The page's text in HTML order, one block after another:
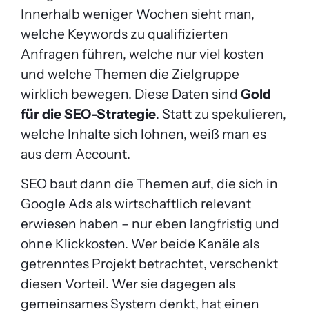
Innerhalb weniger Wochen sieht man,
welche Keywords zu qualifizierten
Anfragen führen, welche nur viel kosten
und welche Themen die Zielgruppe
wirklich bewegen. Diese Daten sindGold
für die SEO-Strategie. Statt zu spekulieren,
welche Inhalte sich lohnen, weiß man es
aus dem Account.
SEO baut dann die Themen auf, die sich in
Google Ads als wirtschaftlich relevant
erwiesen haben – nur eben langfristig und
ohne Klickkosten. Wer beide Kanäle als
getrenntes Projekt betrachtet, verschenkt
diesen Vorteil. Wer sie dagegen als
gemeinsames System denkt, hat einen